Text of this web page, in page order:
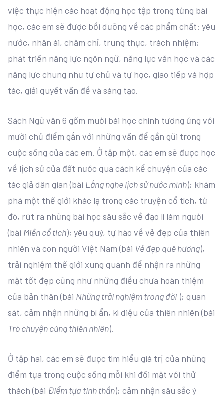
việc thực hiện các hoạt động học tập trong từng bài
học, các em sẽ được bồi dưỡng về các phẩm chất: yêu
nước, nhân ái, chăm chỉ, trung thực, trách nhiệm;
phát triến năng lực ngôn ngữ, năng lực văn học và các
năng lực chung như tự chủ và tự học, giao tiếp và hợp
tác, giải quyết vấn đề và sáng tạo.
Sách Ngữ văn 6 gốm muời bài học chính tương ứng với
mười chủ điểm gắn với những vấn để gần gũi trong
cuộc sống của các em. Ở tập một, các em sẽ được học
về lịch sử của đất nước qua cách kể chuyện của các
tác giả dân gian (bài Lắng nghe lịch sử nước mình); khám
phá một thế giới khác lạ trong các truyện cổ tích, từ
đó, rút ra những bài học sâu sắc về đạo lí làm người
(bài Miền cổ tích); yêu quý, tự hào về vẻ đẹp của thiên
nhiên và con người Việt Nam (bài Vẻ đẹp quê hương),
trải nghiệm thế giới xung quanh để nhận ra những
mặt tốt đẹp cũng như những điều chưa hoàn thiệm
của bản thân (bài Những trải nghiệm trong đời ); quan
sát, cảm nhận những bí ẩn, kì diệu của thiên nhiên (bài
Trò chuyện cùng thiên nhiên).
Ở tập hai, các em sẽ được tìm hiểu giá trị của những
điểm tựa trong cuộc sống mỗi khi đối mặt với thử
thách (bài Điểm tựa tinh thần); cảm nhận sâu sắc ý